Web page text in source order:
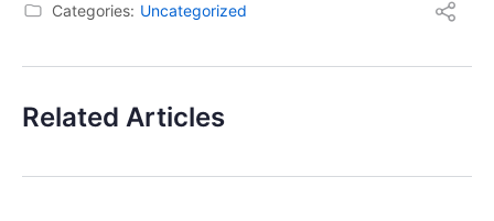
Categories: Uncategorized
Related Articles